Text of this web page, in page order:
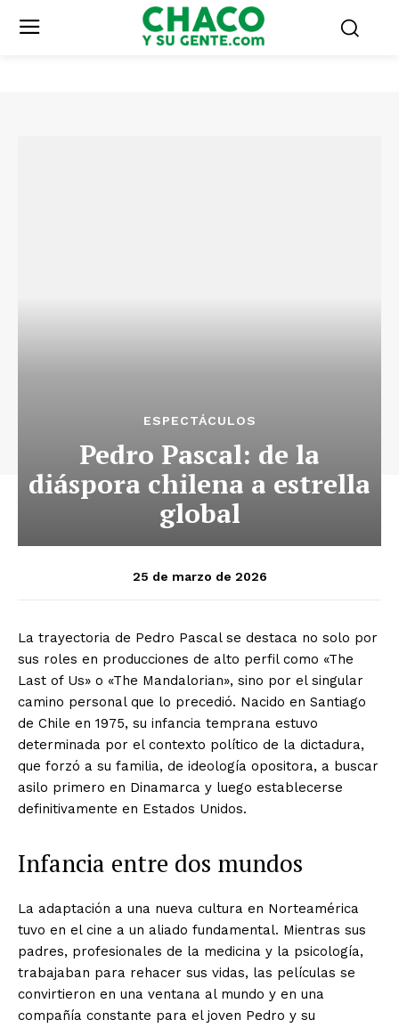
ESPECTÁCULOS
Pedro Pascal: de la
diáspora chilena a estrella
global
25 de marzo de 2026
La trayectoria de Pedro Pascal se destaca no solo por
sus roles en producciones de alto perfil como «The
Last of Us» o «The Mandalorian», sino por el singular
camino personal que lo precedió. Nacido en Santiago
de Chile en 1975, su infancia temprana estuvo
determinada por el contexto político de la dictadura,
que forzó a su familia, de ideología opositora, a buscar
asilo primero en Dinamarca y luego establecerse
definitivamente en Estados Unidos.
Infancia entre dos mundos
La adaptación a una nueva cultura en Norteamérica
tuvo en el cine a un aliado fundamental. Mientras sus
padres, profesionales de la medicina y la psicología,
trabajaban para rehacer sus vidas, las películas se
convirtieron en una ventana al mundo y en una
compañía constante para el joven Pedro y su